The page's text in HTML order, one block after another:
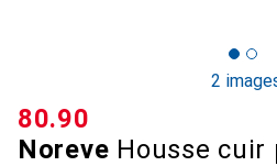
2
Noreve Housse
CHF
80.90